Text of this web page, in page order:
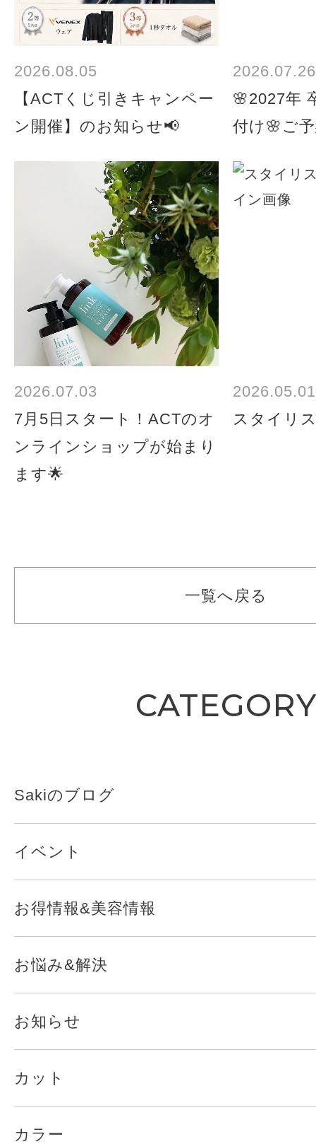
2026.08.05
【ACTくじ引きキャンペー
ン開催】のお知らせ📢
2026.07.26
🌸2027年
付け🌸ご
2026.07.03
7月5日スタート！ACTのオ
ンラインショップが始まり
ます🌟
2026.05.01
スタイリ
一覧へ戻る
CATEGORY
Sakiのブログ
イベント
お得情報&美容情報
お悩み&解決
お知らせ
カット
カラー